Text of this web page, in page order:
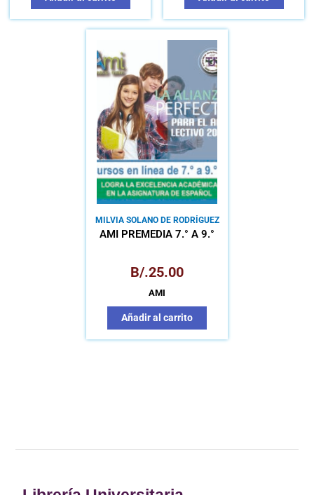
MILVIA SOLANO DE RODRÍGUEZ
AMI PREMEDIA 7.° A 9.°
B/.25.00
AMI
Añadir al carrito